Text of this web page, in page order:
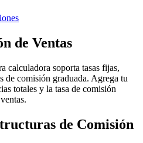
de Ventas
calculadora soporta tasas fijas,
de comisión graduada. Agrega tu
totales y la tasa de comisión
de Comisión